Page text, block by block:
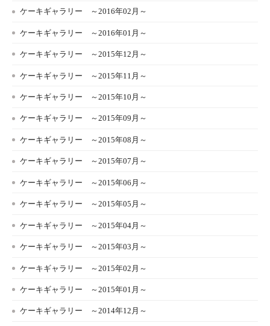
ケーキギャラリー ～2016年02月～
ケーキギャラリー ～2016年01月～
ケーキギャラリー ～2015年12月～
ケーキギャラリー ～2015年11月～
ケーキギャラリー ～2015年10月～
ケーキギャラリー ～2015年09月～
ケーキギャラリー ～2015年08月～
ケーキギャラリー ～2015年07月～
ケーキギャラリー ～2015年06月～
ケーキギャラリー ～2015年05月～
ケーキギャラリー ～2015年04月～
ケーキギャラリー ～2015年03月～
ケーキギャラリー ～2015年02月～
ケーキギャラリー ～2015年01月～
ケーキギャラリー ～2014年12月～